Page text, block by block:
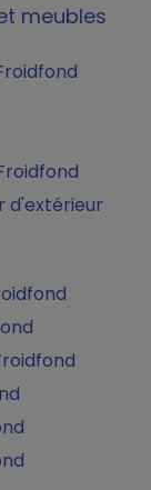
meubles
d'extérieur